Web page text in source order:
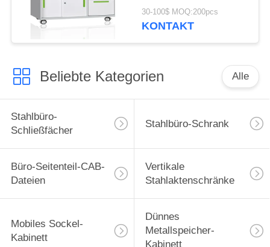
zusammengebauter
Bau
30-100$ MOQ:200pcs
KONTAKT
Beliebte Kategorien Alle
Stahlbüro-
Schließfächer
Stahlbüro-Schrank
Büro-Seitenteil-CAB-
Dateien
Vertikale
Stahlaktenschränke
Mobiles Sockel-
Kabinett
Dünnes
Metallspeicher-
Kabinett